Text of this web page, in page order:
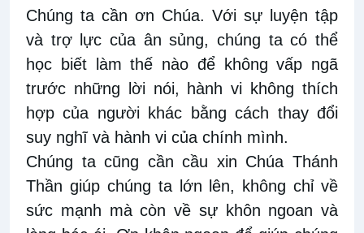
Chúng ta cần ơn Chúa. Với sự luyện tập
và trợlực của ân sủng, chúng ta có thể
học biếtlàm thế nào để khôngvấp ngã
trước những lời nói, hành vi không thích
hợpcủa người khác bằng cách thay đổi
suy nghĩ và hành vi của chính mình.
Chúng ta cũng cần cầu xin Chúa Thánh
Thần giúp chúng ta lớn lên, không chỉ về
sức mạnh mà còn về sự khôn ngoan và